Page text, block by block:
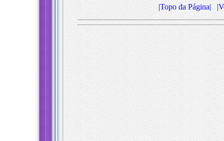
|Topo da Página||